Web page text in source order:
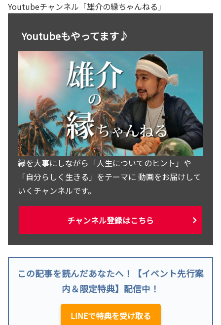
Youtubeチャンネル「雄介の縁ちゃんねる」
Youtubeもやってます♪
縁を大事にしながら「人生についてのヒント」や
「自分らしく生きる」をテーマに 動画をお届けして
いくチャンネルです。
チャンネル登録はこちら
この記事を読んだあなたへ！【イベント先行案
内＆限定特典】配信中！
LINEで特典を受け取る